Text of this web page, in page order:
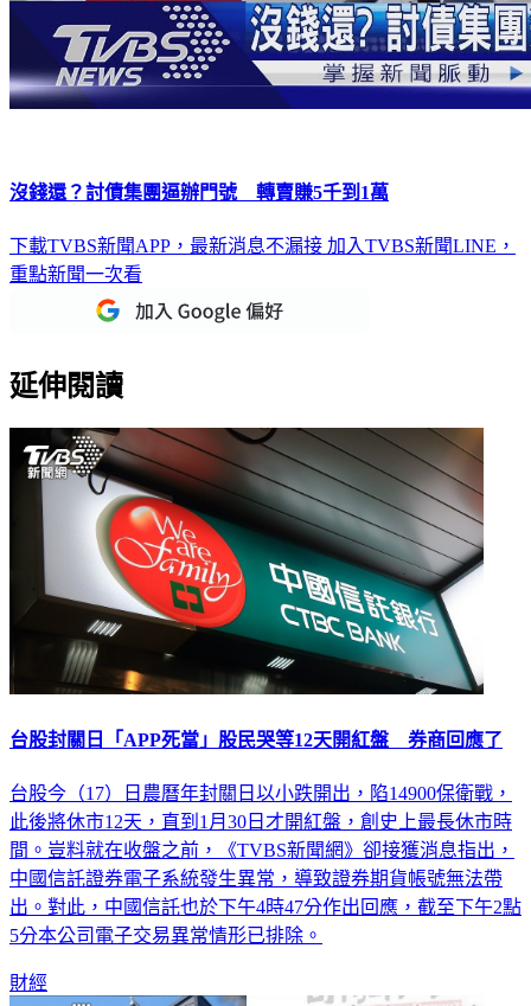
沒錢還？討債集團逼辦門號 轉賣賺5千到1萬
下載TVBS新聞APP，最新消息不漏接 加入TVBS新聞LINE，
重點新聞一次看
延伸閱讀
台股封關日「APP死當」股民哭等12天開紅盤 券商回應了
台股今（17）日農曆年封關日以小跌開出，陷14900保衛戰，
此後將休市12天，直到1月30日才開紅盤，創史上最長休市時
間。豈料就在收盤之前，《TVBS新聞網》卻接獲消息指出，
中國信託證券電子系統發生異常，導致證券期貨帳號無法帶
出。對此，中國信託也於下午4時47分作出回應，截至下午2點
5分本公司電子交易異常情形已排除。
財經